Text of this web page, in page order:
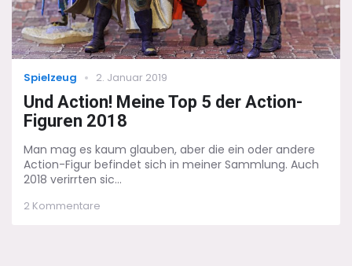
Categories
Spielzeug
Posted
2. Januar 2019
Und Action! Meine Top 5 der Action-
Figuren 2018
Man mag es kaum glauben, aber die ein oder andere
Action-Figur befindet sich in meiner Sammlung. Auch
2018 verirrten sic...
2 Kommentare